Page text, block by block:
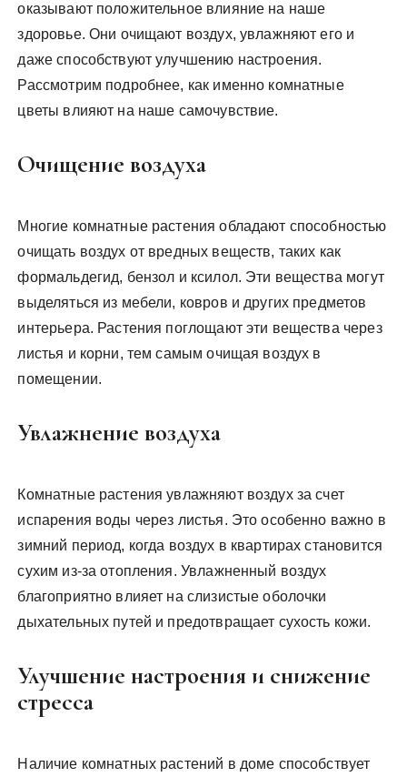
оказывают положительное влияние на наше
здоровье. Они очищают воздух, увлажняют его и
даже способствуют улучшению настроения.
Рассмотрим подробнее, как именно комнатные
цветы влияют на наше самочувствие.
Очищение воздуха
Многие комнатные растения обладают способностью
очищать воздух от вредных веществ, таких как
формальдегид, бензол и ксилол. Эти вещества могут
выделяться из мебели, ковров и других предметов
интерьера. Растения поглощают эти вещества через
листья и корни, тем самым очищая воздух в
помещении.
Увлажнение воздуха
Комнатные растения увлажняют воздух за счет
испарения воды через листья. Это особенно важно в
зимний период, когда воздух в квартирах становится
сухим из-за отопления. Увлажненный воздух
благоприятно влияет на слизистые оболочки
дыхательных путей и предотвращает сухость кожи.
Улучшение настроения и снижение
стресса
Наличие комнатных растений в доме способствует